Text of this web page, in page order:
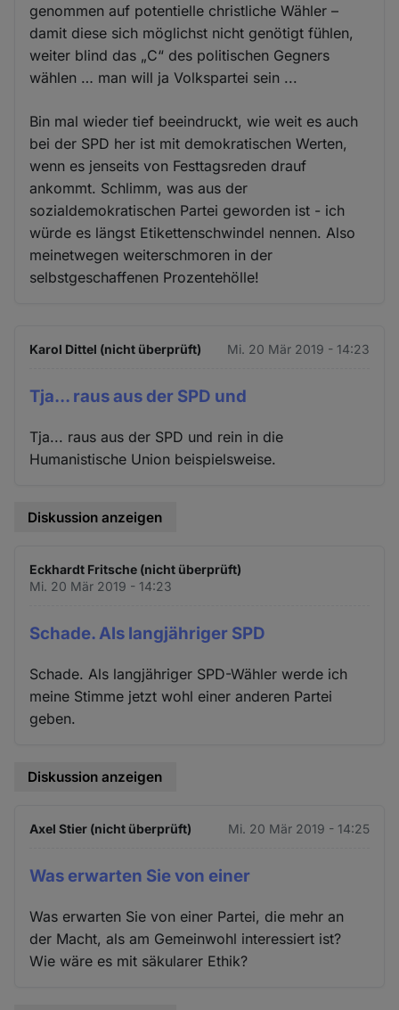
genommen auf potentielle christliche Wähler –
damit diese sich möglichst nicht genötigt fühlen,
weiter blind das „C“ des politischen Gegners
wählen … man will ja Volkspartei sein ...
Bin mal wieder tief beeindruckt, wie weit es auch
bei der SPD her ist mit demokratischen Werten,
wenn es jenseits von Festtagsreden drauf
ankommt. Schlimm, was aus der
sozialdemokratischen Partei geworden ist - ich
würde es längst Etikettenschwindel nennen. Also
meinetwegen weiterschmoren in der
selbstgeschaffenen Prozentehölle!
Karol Dittel (nicht überprüft) Mi. 20 Mär 2019 - 14:23
Tja... raus aus der SPD und
Tja... raus aus der SPD und rein in die
Humanistische Union beispielsweise.
Diskussion anzeigen
Eckhardt Fritsche (nicht überprüft)
Mi. 20 Mär 2019 - 14:23
Schade. Als langjähriger SPD
Schade. Als langjähriger SPD-Wähler werde ich
meine Stimme jetzt wohl einer anderen Partei
geben.
Diskussion anzeigen
Axel Stier (nicht überprüft) Mi. 20 Mär 2019 - 14:25
Was erwarten Sie von einer
Was erwarten Sie von einer Partei, die mehr an
der Macht, als am Gemeinwohl interessiert ist?
Wie wäre es mit säkularer Ethik?